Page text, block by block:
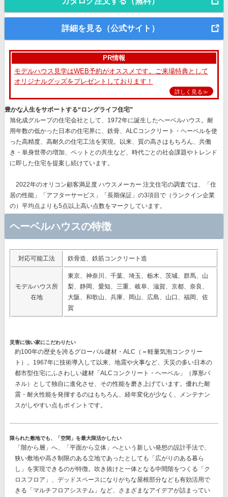
詳細を見る（公式サイト）
PR情報
モデルハウス見学はWEB予約がオススメです。ご来場特典として
オリジナルグッズをプレゼントしております！
詳しく見る≫
豊かな人生をサポートする“ロングライフ住宅”
旭化成グループの住宅会社として、1972年に誕生したヘーベルハウス。耐
用年数の低かった日本の住宅界に、鉄骨、ALCコンクリート・ヘーベルを使
った高精度、高耐久の住宅工法を実現。以来、質の高さはもちろん、共働
き・単身世帯の増加、ペットとの共生など、時代ごとの社会課題やトレンド
に即した住宅を提案し続けています。
2022年のオリコン顧客満足度 ハウスメーカー 注文住宅の調査では、
「住
居の性能」「アフターサービス」「長期保証」 の3項目で（ランクイン企業
の）平均点よりも5点以上高い点数をマークしています。
ヘーベルハウスの特徴
対応可能工法 鉄骨造、鉄筋コンクリート造
モデルハウス所
在地
東京、神奈川、千葉、埼玉、栃木、茨城、群馬、山
梨、静岡、愛知、三重、岐阜、滋賀、京都、奈良、
大阪、和歌山、兵庫、岡山、広島、山口、福岡、佐
賀
災害に強い家にこだわりたい
約100年の歴史を誇るグローバル建材・ALC（＝軽量気泡コンクリー
ト）。1967年に技術導入して以来、地震や火事など、天災の多い日本の
都市型住宅にふさわしい建材 「ALCコンクリート・ヘーベル」（厚形パ
ネル）
として独自に進化させ、その性能を磨き上げています。優れた耐
震・耐火性能を発揮するのはもちろん、経年変化が少なく、メンテナン
スがしやすい点もポイントです。
限られた敷地でも、「空間」を最大限活かしたい
「階から層」へ、「平面から立体」へという新しい発想の設計手法で、
狭い敷地や高さ制限のある立地であったとしても「広がりのある暮ら
し」を実現できるのが特徴。吹き抜けと一体となる中間階をつくる 「ク
ロスフロア」、 デッドスペースになりがちな屋根部分なども有効活用で
きる 「マルチフロアシステム」 など、さまざまなアイデアが詰まってい